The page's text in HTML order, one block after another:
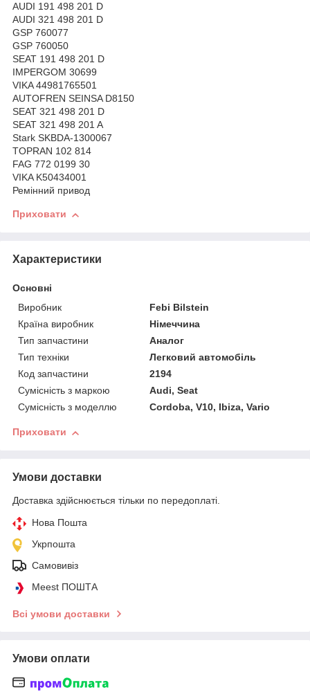
AUDI 191 498 201 D
AUDI 321 498 201 D
GSP 760077
GSP 760050
SEAT 191 498 201 D
IMPERGOM 30699
VIKA 44981765501
AUTOFREN SEINSA D8150
SEAT 321 498 201 D
SEAT 321 498 201 A
Stark SKBDA-1300067
TOPRAN 102 814
FAG 772 0199 30
VIKA K50434001
Ремінний привод
Приховати
Характеристики
Основні
Виробник
Febi Bilstein
Країна виробник
Німеччина
Тип запчастини
Аналог
Тип техніки
Легковий автомобіль
Код запчастини
2194
Сумісність з маркою
Audi, Seat
Сумісність з моделлю
Cordoba, V10, Ibiza, Vario
Приховати
Умови доставки
Доставка здійснюється тільки по передоплаті.
Нова Пошта
Укрпошта
Самовивіз
Meest ПОШТА
Всі умови доставки
Умови оплати